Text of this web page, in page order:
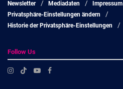
Newsletter Mediadaten Impressum
Privatsphäre-Einstellungen ändern
Historie der Privatsphäre-Einstellungen
Follow Us